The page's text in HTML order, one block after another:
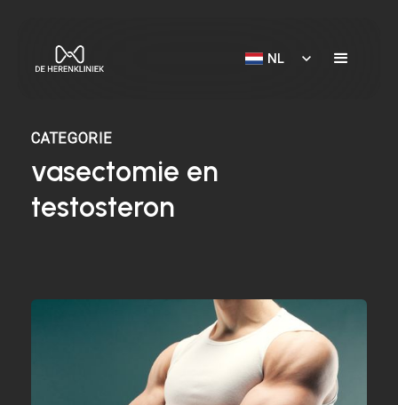
CATEGORIE
vasectomie en
testosteron
NL